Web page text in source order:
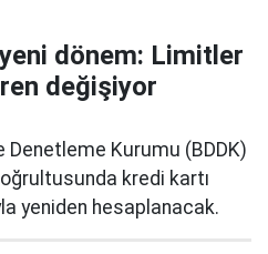
dönem: Limitler
değişiyor
Denetleme Kurumu (BDDK)
kredi kartı
yeniden hesaplanacak.